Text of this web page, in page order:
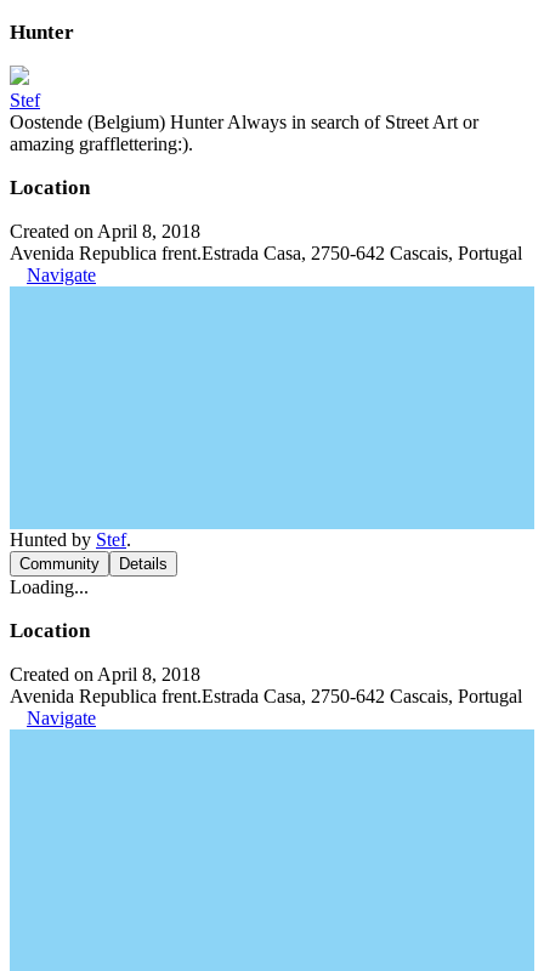
Hunter
Stef
Oostende (Belgium) Hunter Always in search of Street Art or
amazing grafflettering:).
Location
Created on April 8, 2018
Avenida Republica frent.Estrada Casa, 2750-642 Cascais, Portugal
Navigate
Hunted by Stef.
Community Details
Loading...
Location
Created on April 8, 2018
Avenida Republica frent.Estrada Casa, 2750-642 Cascais, Portugal
Navigate